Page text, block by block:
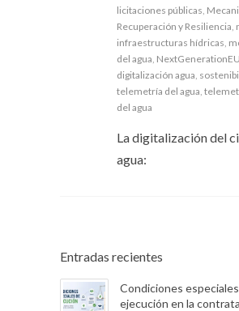
licitaciones públicas,
Recuperación y Resiliencia,
infraestructuras hídricas,
del agua, NextGenerationEU
digitalización agua,
telemetría del agua,
del agua
La digitalización del
agua:
Entradas recientes
Condiciones
ejecución en la